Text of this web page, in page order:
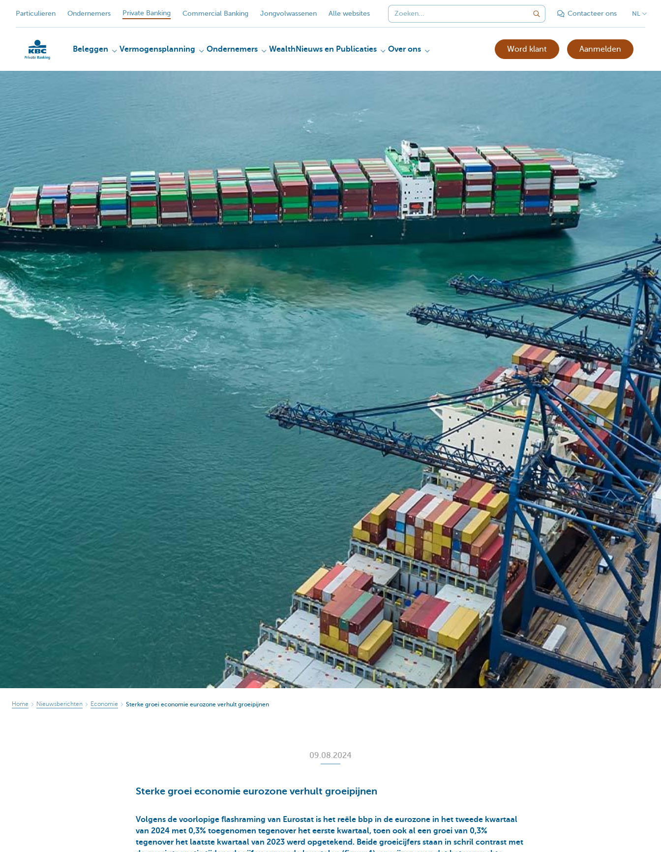
Particulieren Ondernemers Private Banking Commercial Banking Jongvolwassenen Alle websites Contacteer ons NL
Particulieren
Beleggen Vermogensplanning Ondernemers Wealth Nieuws en Publicaties Over ons Word klant Aanmelden
Home Nieuwsberichten Economie Sterke groei economie eurozone verhult groeipijnen
09.08.2024
Sterke groei economie eurozone verhult groeipijnen
Volgens de voorlopige flashraming van Eurostat is het reële bbp in de eurozone in het tweede kwartaal
van 2024 met 0,3% toegenomen tegenover het eerste kwartaal, toen ook al een groei van 0,3%
tegenover het laatste kwartaal van 2023 werd opgetekend. Beide groeicijfers staan in schril contrast met